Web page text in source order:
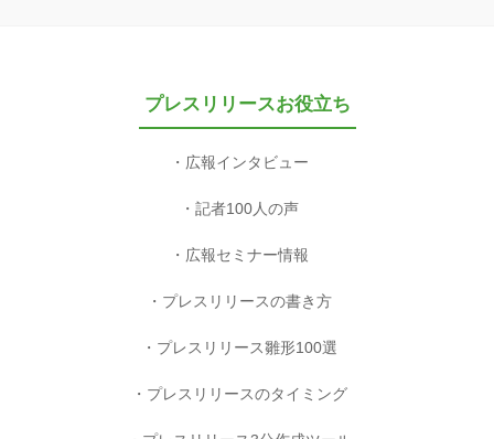
プレスリリースお役立ち
広報インタビュー
記者100人の声
広報セミナー情報
プレスリリースの書き方
プレスリリース雛形100選
プレスリリースのタイミング